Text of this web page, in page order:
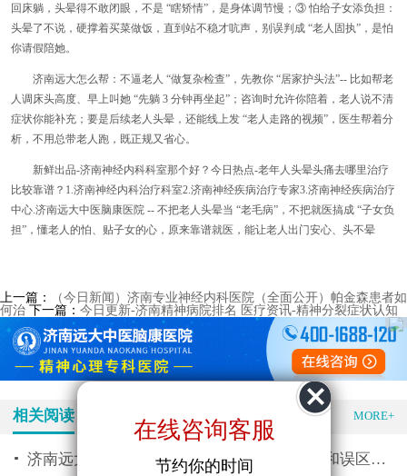
回床躺，头晕得不敢闭眼，不是 “瞎矫情” ，是身体调节慢； ③ 怕给子女添负担：
头晕了不说，硬撑着买菜做饭，直到站不稳才吭声，别误判成 “老人固执” ，是怕
你请假陪她。
济南远大怎么帮：不逼老人 “做复杂检查” ，先教你 “居家护头法”-- 比如帮老
人调床头高度、早上叫她 “先躺 3 分钟再坐起” ；咨询时允许你陪着，老人说不清
症状你能补充；要是后续老人头晕，还能线上发 “老人走路的视频” ，医生帮着分
析，不用总带老人跑，既正规又省心。
新鲜出品-济南神经内科科室那个好？今日热点-老年人头晕头痛去哪里治疗
比较靠谱？1.济南神经内科治疗科室2.济南神经疾病治疗专家3.济南神经疾病治疗
中心.济南远大中医脑康医院 -- 不把老人头晕当 “老毛病” ，不把就医搞成 “子女负
担” ，懂老人的怕、贴子女的心，原来靠谱就医，能让老人出门安心、头不晕
在线咨询客服
节约你的时间
上一篇：
（今日新闻）济南专业神经内科医院（全面公开）帕金森患者如
何治 下一篇： 今日更新-济南精神病院排名 医疗资讯-精神分裂症状认知
相关阅读 特色医疗 MORE+
济南远大精神专科医院推荐 精神分裂的表现和误区有什